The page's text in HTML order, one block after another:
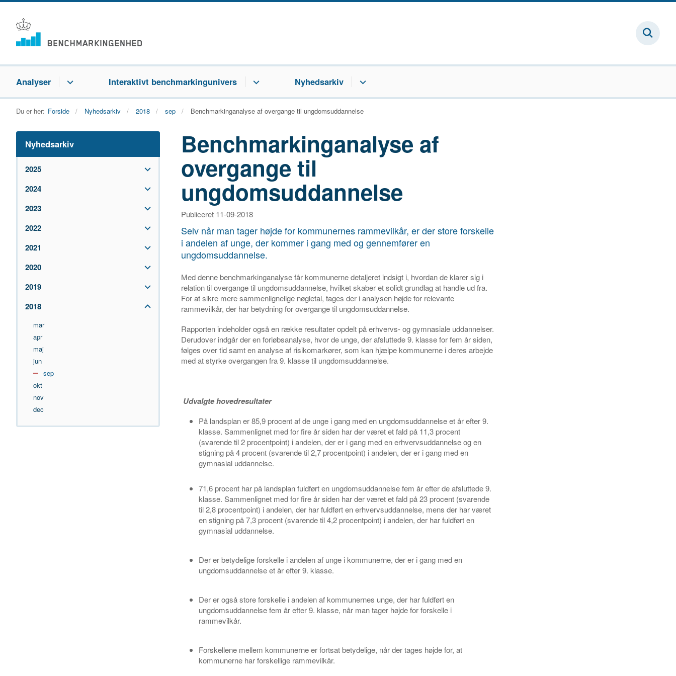
Analyser Interaktivt benchmarkingunivers Nyhedsarkiv
Du er her: Forside Nyhedsarkiv 2018 sep Benchmarkinganalyse af overgange til ungdomsuddannelse
Nyhedsarkiv
2025
2024
2023
2022
2021
2020
2019
2018
mar
apr
maj
jun
sep
okt
nov
dec
Benchmarkinganalyse af
overgange til
ungdomsuddannelse
Publiceret 11-09-2018
Selv når man tager højde for kommunernes rammevilkår, er der store forskelle
i andelen af unge, der kommer i gang med og gennemfører en
ungdomsuddannelse.
Med denne benchmarkinganalyse får kommunerne detaljeret indsigt i, hvordan de klarer sig i
relation til overgange til ungdomsuddannelse, hvilket skaber et solidt grundlag at handle ud fra.
For at sikre mere sammenlignelige nøgletal, tages der i analysen højde for relevante
rammevilkår, der har betydning for overgange til ungdomsuddannelse.
Rapporten indeholder også en række resultater opdelt på erhvervs- og gymnasiale uddannelser.
Derudover indgår der en forløbsanalyse, hvor de unge, der afsluttede 9. klasse for fem år siden,
følges over tid samt en analyse af risikomarkører, som kan hjælpe kommunerne i deres arbejde
med at styrke overgangen fra 9. klasse til ungdomsuddannelse.
Udvalgte hovedresultater
På landsplan er 85,9 procent af de unge i gang med en ungdomsuddannelse et år efter 9.
klasse. Sammenlignet med for fire år siden har der været et fald på 11,3 procent
(svarende til 2 procentpoint) i andelen, der er i gang med en erhvervsuddannelse og en
stigning på 4 procent (svarende til 2,7 procentpoint) i andelen, der er i gang med en
gymnasial uddannelse.
71,6 procent har på landsplan fuldført en ungdomsuddannelse fem år efter de afsluttede 9.
klasse. Sammenlignet med for fire år siden har der været et fald på 23 procent (svarende
til 2,8 procentpoint) i andelen, der har fuldført en erhvervsuddannelse, mens der har været
en stigning på 7,3 procent (svarende til 4,2 procentpoint) i andelen, der har fuldført en
gymnasial uddannelse.
Der er betydelige forskelle i andelen af unge i kommunerne, der er i gang med en
ungdomsuddannelse et år efter 9. klasse.
Der er også store forskelle i andelen af kommunernes unge, der har fuldført en
ungdomsuddannelse fem år efter 9. klasse, når man tager højde for forskelle i
rammevilkår.
Forskellene mellem kommunerne er fortsat betydelige, når der tages højde for, at
kommunerne har forskellige rammevilkår.